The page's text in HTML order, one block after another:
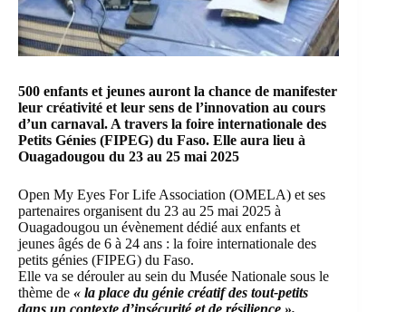
500 enfants et jeunes auront la chance de manifester
leur créativité et leur sens de l’innovation au cours
d’un carnaval. A travers la foire internationale des
Petits Génies (FIPEG) du Faso. Elle aura lieu à
Ouagadougou du 23 au 25 mai 2025
Open My Eyes For Life Association (OMELA) et ses
partenaires organisent du 23 au 25 mai 2025 à
Ouagadougou un évènement dédié aux enfants et
jeunes âgés de 6 à 24 ans : la foire internationale des
petits génies (FIPEG) du Faso.
Elle va se dérouler au sein du Musée Nationale sous le
thème de « la place du génie créatif des tout-petits